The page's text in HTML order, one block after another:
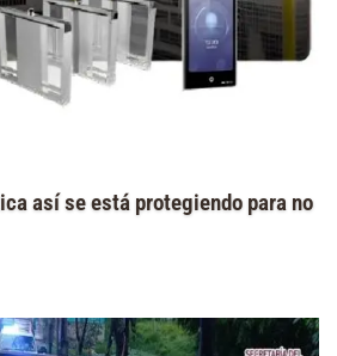
así se está protegiendo para no